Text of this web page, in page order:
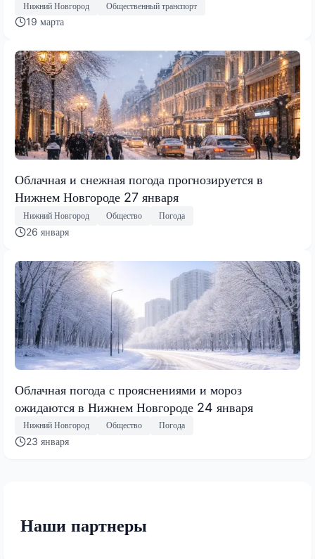
Нижний Новгород Общественный транспорт
19 марта
Облачная и снежная погода прогнозируется в
Нижнем Новгороде 27 января
Нижний Новгород Общество Погода
26 января
Облачная погода с прояснениями и мороз
ожидаются в Нижнем Новгороде 24 января
Нижний Новгород Общество Погода
23 января
Наши партнеры